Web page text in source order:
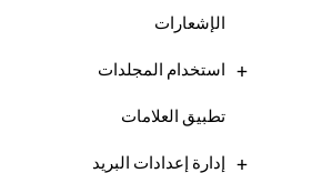
الإشعارات
استخدام المجلدات
تطبيق العلامات
إدارة إعدادات البريد